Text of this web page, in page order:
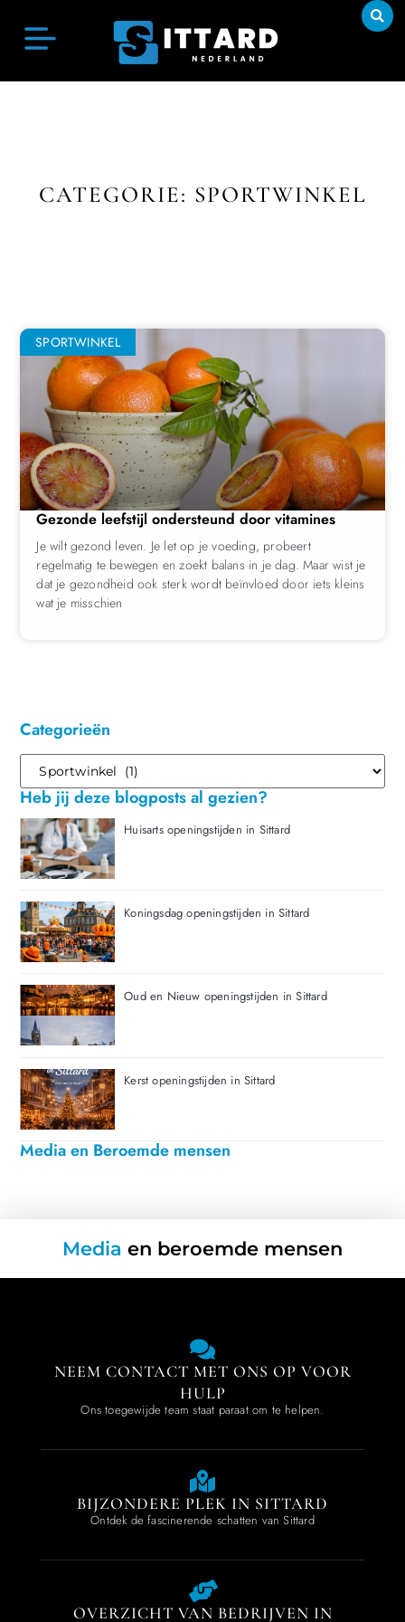
CATEGORIE: SPORTWINKEL
SPORTWINKEL
Gezonde leefstijl ondersteund door vitamines
Je wilt gezond leven. Je let op je voeding, probeert
regelmatig te bewegen en zoekt balans in je dag. Maar wist je
dat je gezondheid ook sterk wordt beïnvloed door iets kleins
wat je misschien
Categorieën
Heb jij deze blogposts al gezien?
Huisarts openingstijden in Sittard
Koningsdag openingstijden in Sittard
Oud en Nieuw openingstijden in Sittard
Kerst openingstijden in Sittard
Media en Beroemde mensen
Media en beroemde mensen
NEEM CONTACT MET ONS OP VOOR
HULP
Ons toegewijde team staat paraat om te helpen.
BIJZONDERE PLEK IN SITTARD
Ontdek de fascinerende schatten van Sittard
OVERZICHT VAN BEDRIJVEN IN